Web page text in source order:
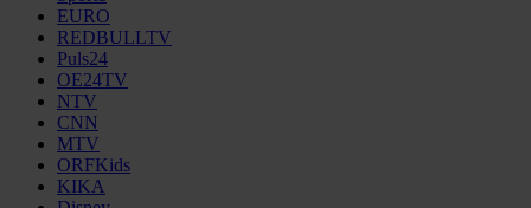
EURO
REDBULLTV
Puls24
OE24TV
NTV
CNN
MTV
ORFKids
KIKA